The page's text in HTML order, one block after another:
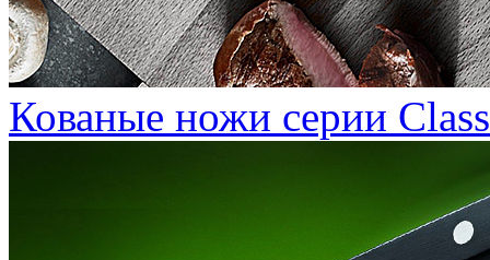
Кованые ножи серии